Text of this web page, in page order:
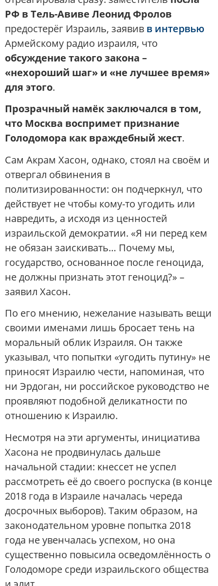
РФ в Тель-Авиве Леонид Фролов
предостерёг Израиль, заявив в интервью
Армейскому радио израиля, что
обсуждение такого закона –
«нехороший шаг» и «не лучшее время»
для этого​.
Прозрачный намёк заключался в том,
что Москва воспримет признание
Голодомора как враждебный жест.
Сам Акрам Хасон, однако, стоял на своём и
отвергал обвинения в
политизированности: он подчеркнул, что
действует не чтобы кому-то угодить или
навредить, а исходя из ценностей
израильской демократии. «Я ни перед кем
не обязан заискивать… Почему мы,
государство, основанное после геноцида,
не должны признать этот геноцид?» –
заявил Хасон.
По его мнению, нежелание называть вещи
своими именами лишь бросает тень на
моральный облик Израиля​. Он также
указывал, что попытки «угодить путину» не
приносят Израилю чести, напоминая, что
ни Эрдоган, ни российское руководство не
проявляют подобной деликатности по
отношению к Израилю.
Несмотря на эти аргументы, инициатива
Хасона не продвинулась дальше
начальной стадии: кнессет не успел
рассмотреть её до своего роспуска (в конце
2018 года в Израиле началась череда
досрочных выборов). Таким образом, на
законодательном уровне попытка 2018
года не увенчалась успехом, но она
существенно повысила осведомлённость о
Голодоморе среди израильского общества